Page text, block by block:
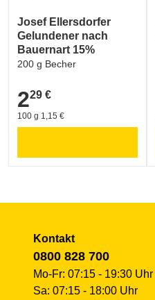
Josef Ellersdorfer
Gelundener nach
Bauernart 15%
200 g Becher
2,29 €
229 €
100 g 1,15 €
Kontakt
0800 828 700
Mo-Fr: 07:15 - 19:30 Uhr
Sa: 07:15 - 18:00 Uhr